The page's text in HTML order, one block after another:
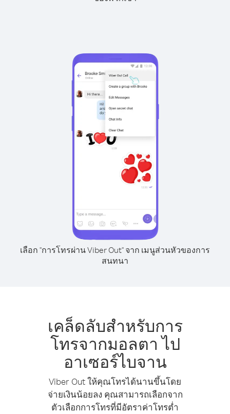
เลือก "การโทรผ่าน Viber Out" จาก เมนูส่วนหัวของการ
สนทนา
เคล็ดลับสำหรับการ
โทรจากมอลตา ไป
อาเซอร์ไบจาน
Viber Out ให้คุณโทรได้นานขึ้นโดย
จ่ายเงินน้อยลง คุณสามารถเลือกจาก
ตัวเลือกการโทรที่มีอัตราค่าโทรต่ำ